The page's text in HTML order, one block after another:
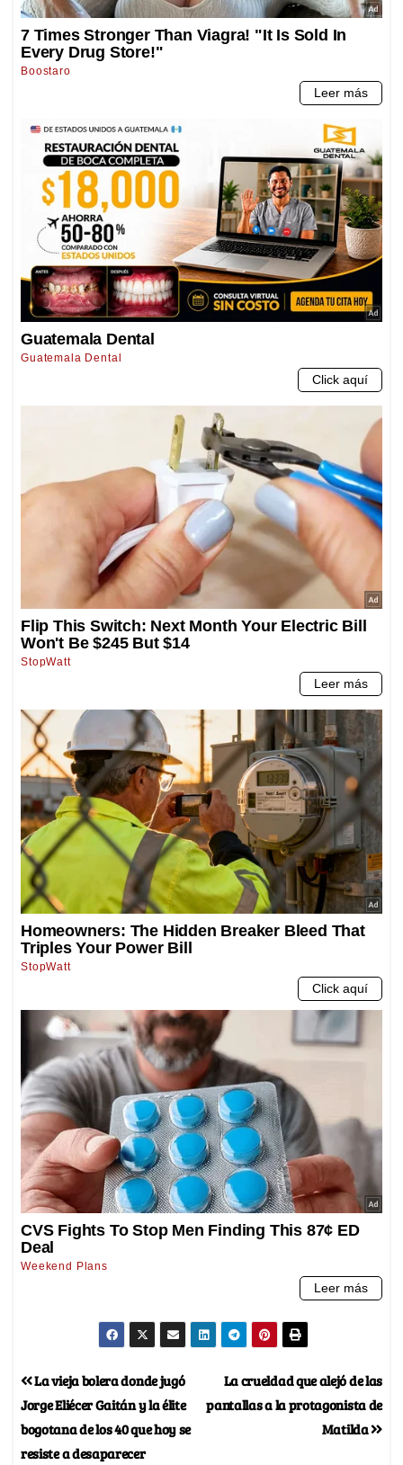
La crueldad que alejó de las
pantallas a la protagonista de
Matilda
La vieja bolera donde jugó
Jorge Eliécer Gaitán y la élite
bogotana de los 40 que hoy se
resiste a desaparecer